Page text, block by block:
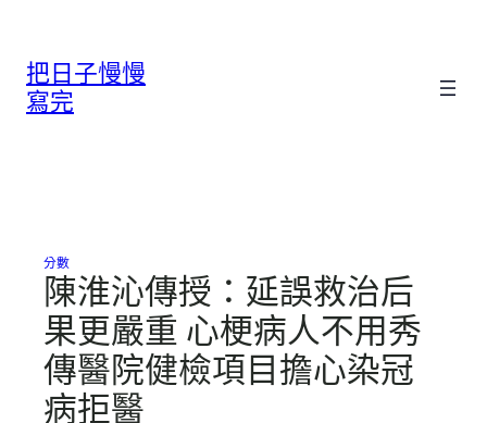
把日子慢慢
寫完
分數
陳淮沁傳授：延誤救治后
果更嚴重 心梗病人不用秀
傳醫院健檢項目擔心染冠
病拒醫